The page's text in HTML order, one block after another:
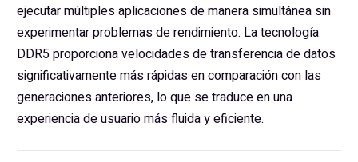
ejecutar múltiples aplicaciones de manera simultánea sin
experimentar problemas de rendimiento. La tecnología
DDR5 proporciona velocidades de transferencia de datos
significativamente más rápidas en comparación con las
generaciones anteriores, lo que se traduce en una
experiencia de usuario más fluida y eficiente.